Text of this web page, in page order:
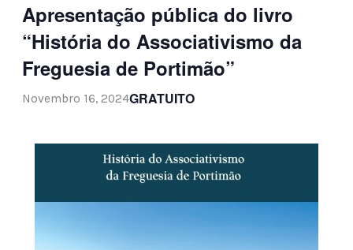
Apresentação pública do livro
“História do Associativismo da
Freguesia de Portimão”
Novembro 16, 2024GRATUITO